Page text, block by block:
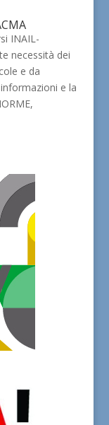
INAIL-
necessità dei
e da
e la